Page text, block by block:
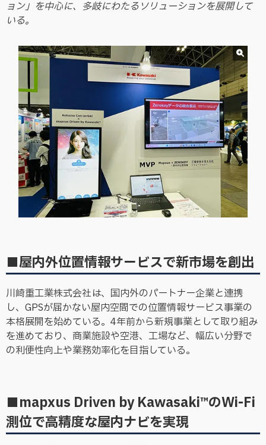
ョン」を中心に、多岐にわたるソリューションを展開して
いる。
■屋内外位置情報サービスで新市場を創出
川崎重工業株式会社は、国内外のパートナー企業と連携
し、GPSが届かない屋内空間での位置情報サービス事業の
本格展開を始めている。4年前から新規事業として取り組み
を進めており、商業施設や空港、工場など、幅広い分野で
の利便性向上や業務効率化を目指している。
■mapxus Driven by Kawasaki™のWi-Fi
測位で高精度な屋内ナビを実現